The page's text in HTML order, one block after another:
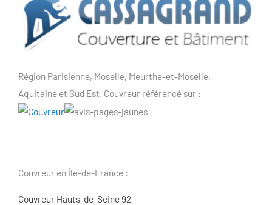
Région Parisienne, Moselle, Meurthe-et-Moselle,
Aquitaine et Sud Est. Couvreur référencé sur :
Couvreur en Île-de-France :
Couvreur Hauts-de-Seine 92